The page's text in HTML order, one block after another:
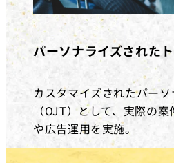
パーソナライズされた
カスタマイズされたパー
（OJT）として、実際の
や広告運用を実施。